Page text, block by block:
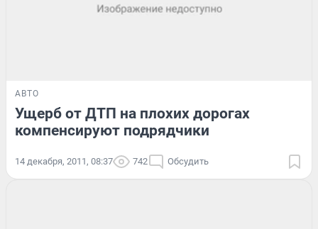
АВТО
Ущерб от ДТП на плохих дорогах
компенсируют подрядчики
14 декабря, 2011, 08:37 742 Обсудить